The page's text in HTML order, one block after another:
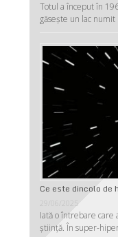
Totul a început în
găsește un lac numit
Ce este dincolo de
29/06/2025
Iată o întrebare
ştiinţă. În super-